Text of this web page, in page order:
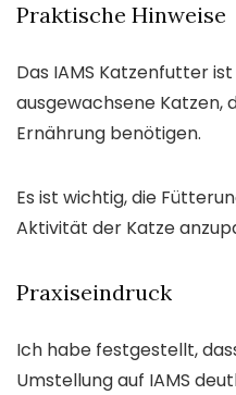
Praktische Hinweise
Das IAMS Katzenfutter
ausgewachsene Katzen,
Ernährung benötigen.
Es ist wichtig, die
Aktivität der Katze
Praxiseindruck
Ich habe festgestellt,
Umstellung auf IAMS